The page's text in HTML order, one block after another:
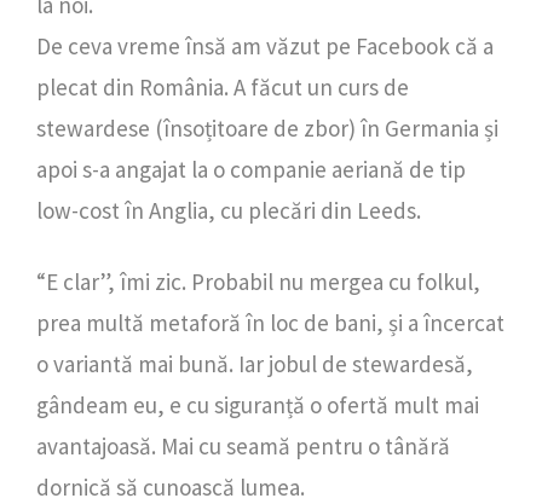
De ceva vreme însă am văzut pe Facebook că a
plecat din România. A făcut un curs de
stewardese (însoțitoare de zbor) în Germania și
apoi s-a angajat la o companie aeriană de tip
low-cost în Anglia, cu plecări din Leeds.
“E clar”, îmi zic. Probabil nu mergea cu folkul,
prea multă metaforă în loc de bani, și a încercat
o variantă mai bună. Iar jobul de stewardesă,
gândeam eu, e cu siguranță o ofertă mult mai
avantajoasă. Mai cu seamă pentru o tânără
dornică să cunoască lumea.